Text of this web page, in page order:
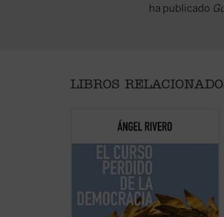
ha publicado
LIBROS
Apelando a una rica tradición de
raíces en la Escuela de Salamanca
y en figuras como Juan de
Mariana, Rivero analiza con
agudeza cómo el consenso
constitucional de 1978 se ha visto
fracturado por la irrupción de la